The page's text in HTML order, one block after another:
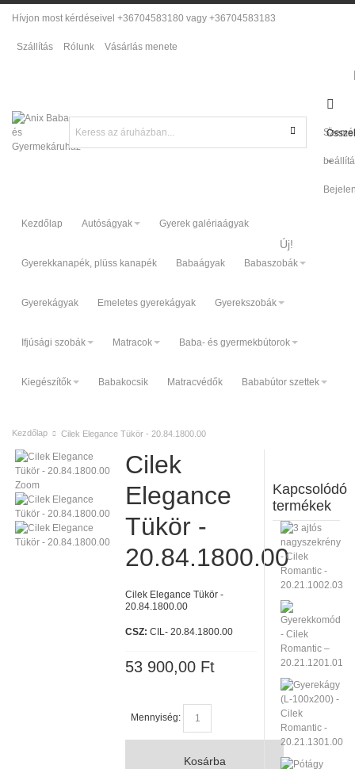
Hívjon most kérdéseivel +36704583180 vagy +36704583183
Szállítás Rólunk Vásárlás menete
Kezdőlap Autóságyak Gyerek galériaágyak
Gyerekkanapék, plüss kanapék Babaágyak Babaszobák
Új!
Gyerekágyak Emeletes gyerekágyak Gyerekszobák
Ifjúsági szobák Matracok Baba- és gyermekbútorok
Kiegészítők Babakocsik Matracvédők Bababútor szettek
Kezdőlap Cilek Elegance Tükör - 20.84.1800.00
Zoom
Cilek
Elegance
Tükör -
20.84.1800.00
Cilek Elegance Tükör -
20.84.1800.00
CSZ:CIL- 20.84.1800.00
53 900,00 Ft
Mennyiség:
Kosárba
Kapcsolódó
termékek